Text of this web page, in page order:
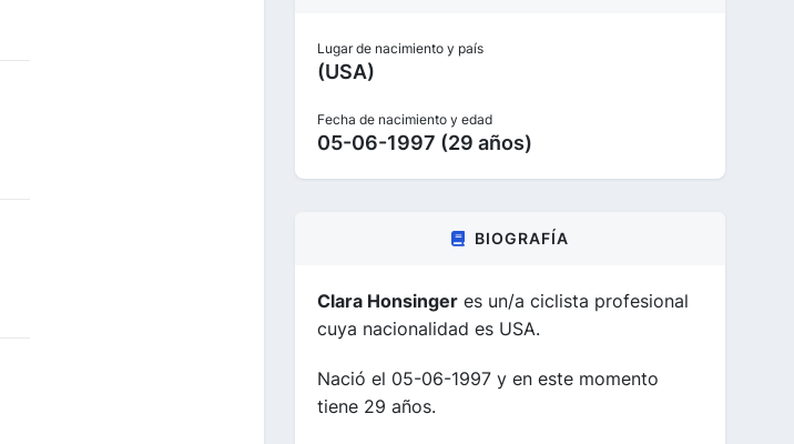
Lugar de nacimiento y país
(USA)
Fecha de nacimiento y edad
05-06-1997 (29 años)
BIOGRAFÍA
Clara Honsinger es un/a ciclista profesional
cuya nacionalidad es USA.
Nació el 05-06-1997 y en este momento
tiene 29 años.